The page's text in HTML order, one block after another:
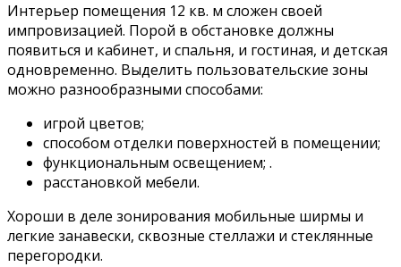
Интерьер помещения 12 кв. м сложен своей
импровизацией. Порой в обстановке должны
появиться и кабинет, и спальня, и гостиная, и детская
одновременно. Выделить пользовательские зоны
можно разнообразными способами:
игрой цветов;
способом отделки поверхностей в помещении;
функциональным освещением; .
расстановкой мебели.
Хороши в деле зонирования мобильные ширмы и
легкие занавески, сквозные стеллажи и стеклянные
перегородки.